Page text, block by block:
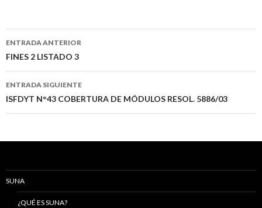
Navegación
de
entradas
ENTRADA ANTERIOR
FINES 2 LISTADO 3
ENTRADA SIGUIENTE
ISFDYT N°43 COBERTURA DE MÓDULOS RESOL. 5886/03
SUNA
¿QUÉ ES SUNA?